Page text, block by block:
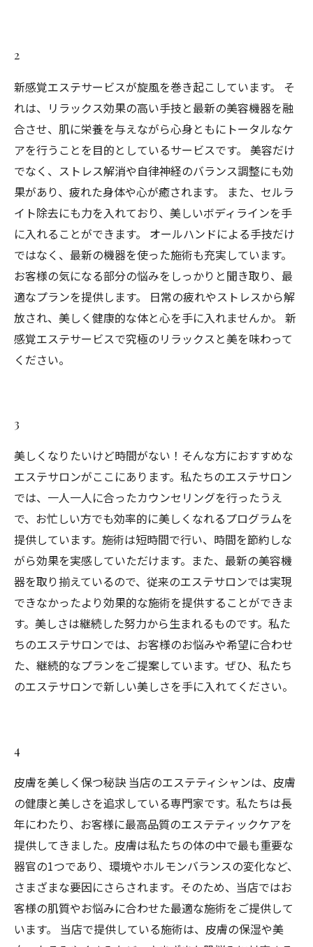
2
新感覚エステサービスが旋風を巻き起こしています。 そ
れは、リラックス効果の高い手技と最新の美容機器を融
合させ、肌に栄養を与えながら心身ともにトータルなケ
アを行うことを目的としているサービスです。 美容だけ
でなく、ストレス解消や自律神経のバランス調整にも効
果があり、疲れた身体や心が癒されます。 また、セルラ
イト除去にも力を入れており、美しいボディラインを手
に入れることができます。 オールハンドによる手技だけ
ではなく、最新の機器を使った施術も充実しています。
お客様の気になる部分の悩みをしっかりと聞き取り、最
適なプランを提供します。 日常の疲れやストレスから解
放され、美しく健康的な体と心を手に入れませんか。 新
感覚エステサービスで究極のリラックスと美を味わって
ください。
3
美しくなりたいけど時間がない！そんな方におすすめな
エステサロンがここにあります。私たちのエステサロン
では、一人一人に合ったカウンセリングを行ったうえ
で、お忙しい方でも効率的に美しくなれるプログラムを
提供しています。施術は短時間で行い、時間を節約しな
がら効果を実感していただけます。また、最新の美容機
器を取り揃えているので、従来のエステサロンでは実現
できなかったより効果的な施術を提供することができま
す。美しさは継続した努力から生まれるものです。私た
ちのエステサロンでは、お客様のお悩みや希望に合わせ
た、継続的なプランをご提案しています。ぜひ、私たち
のエステサロンで新しい美しさを手に入れてください。
4
皮膚を美しく保つ秘訣 当店のエステティシャンは、皮膚
の健康と美しさを追求している専門家です。私たちは長
年にわたり、お客様に最高品質のエステティックケアを
提供してきました。皮膚は私たちの体の中で最も重要な
器官の1つであり、環境やホルモンバランスの変化など、
さまざまな要因にさらされます。そのため、当店ではお
客様の肌質やお悩みに合わせた最適な施術をご提供して
います。 当店で提供している施術は、皮膚の保湿や美